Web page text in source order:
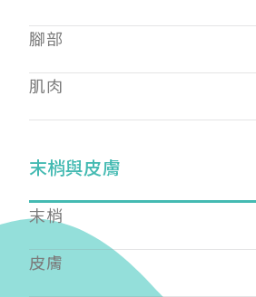
腳部
肌肉
末梢與皮膚
末梢
皮膚
【會費】
入會費新臺幣1200元，於會員入
費1200元，於每年度繳納。
入會費新臺幣3000元，於會員入
費3000元，於每年度繳納。
戶名: 社團法人台灣自律神經健康
帳號: 003-03-501566-2
銀行: (013) 國泰世華 南京東路分